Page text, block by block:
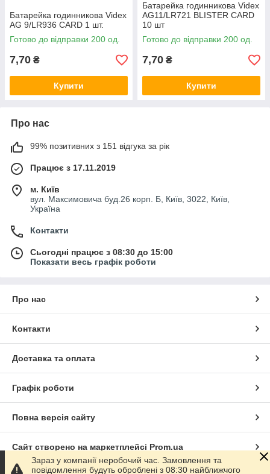
Батарейка годинникова Videx
AG 9/LR936 CARD 1 шт.
Готово до відправки 200 од.
7,70 ₴
Купити
Батарейка годинникова Videx
AG11/LR721 BLISTER CARD
10 шт
Готово до відправки 200 од.
7,70 ₴
Купити
Про нас
99% позитивних з 151 відгука за рік
Працює з 17.11.2019
м. Київ
вул. Максимовича буд.26 корп. Б, Київ, 3022, Київ,
Україна
Контакти
Сьогодні працює з 08:30 до 15:00
Показати весь графік роботи
Про нас
Контакти
Доставка та оплата
Графік роботи
Повна версія сайту
Сайт створено на маркетплейсі Prom.ua
Зараз у компанії неробочий час. Замовлення та
повідомлення будуть оброблені з 08:30 найближчого